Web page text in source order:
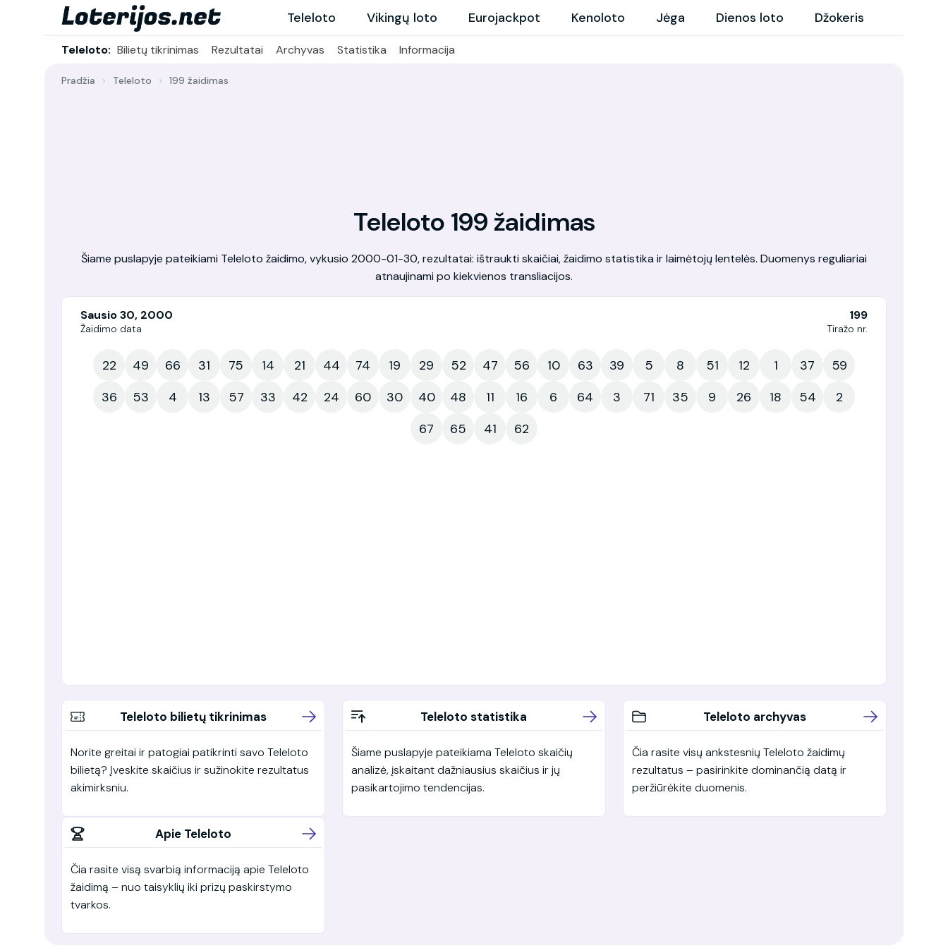
Teleloto Vikingų loto Eurojackpot Kenoloto Jėga Dienos loto Džokeris
Teleloto: Bilietų tikrinimas Rezultatai Archyvas Statistika Informacija
Pradžia Teleloto 199 žaidimas
Teleloto 199 žaidimas
Šiame puslapyje pateikiami Teleloto žaidimo, vykusio 2000-01-30, rezultatai: ištraukti skaičiai, žaidimo statistika ir laimėtojų lentelės. Duomenys reguliariai
atnaujinami po kiekvienos transliacijos.
Sausio 30, 2000
Žaidimo data
199
Tiražo nr.
22 49 66 31 75 14 21 44 74 19 29 52 47 56 10 63 39 5 8 51 12 1 37
59
36
53 4 13 57 33 42 24 60 30 40 48 11 16 6 64 3 71 35 9 26 18 54
2
67
65 41 62
Teleloto bilietų tikrinimas
Norite greitai ir patogiai patikrinti savo Teleloto
bilietą? Įveskite skaičius ir sužinokite rezultatus
akimirksniu.
Teleloto statistika
Šiame puslapyje pateikiama Teleloto skaičių
analizė, įskaitant dažniausius skaičius ir jų
pasikartojimo tendencijas.
Teleloto archyvas
Čia rasite visų ankstesnių Teleloto žaidimų
rezultatus – pasirinkite dominančią datą ir
peržiūrėkite duomenis.
Apie Teleloto
Čia rasite visą svarbią informaciją apie Teleloto
žaidimą – nuo taisyklių iki prizų paskirstymo
tvarkos.